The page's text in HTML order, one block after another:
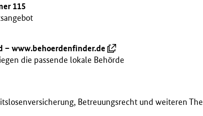
115
– www.behoerdenfinder.de
die passende lokale Behörde
Betreuungsrecht und weiteren